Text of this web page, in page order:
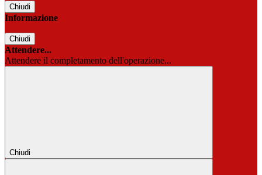
Chiudi
Informazione
Chiudi
Attendere...
Attendere il completamento dell'operazione...
Chiudi